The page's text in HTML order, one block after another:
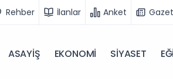
Rehber İlanlar Anket
ASAYİŞ EKONOMİ SİYASET